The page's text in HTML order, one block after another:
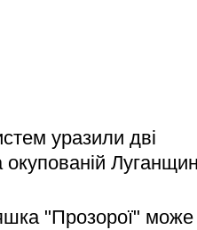
уразили дві
окупованій
"Прозорої" може